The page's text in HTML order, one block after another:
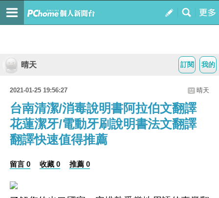
我的
訂閱
晴天
2021-01-25 19:56:27 晴天
台南清潔/消毒說明書阿拉伯文翻譯
花蓮潔牙/電動牙刷說明書法文翻譯
翻譯快速值得推薦
留言 0 收藏 0 推薦 0